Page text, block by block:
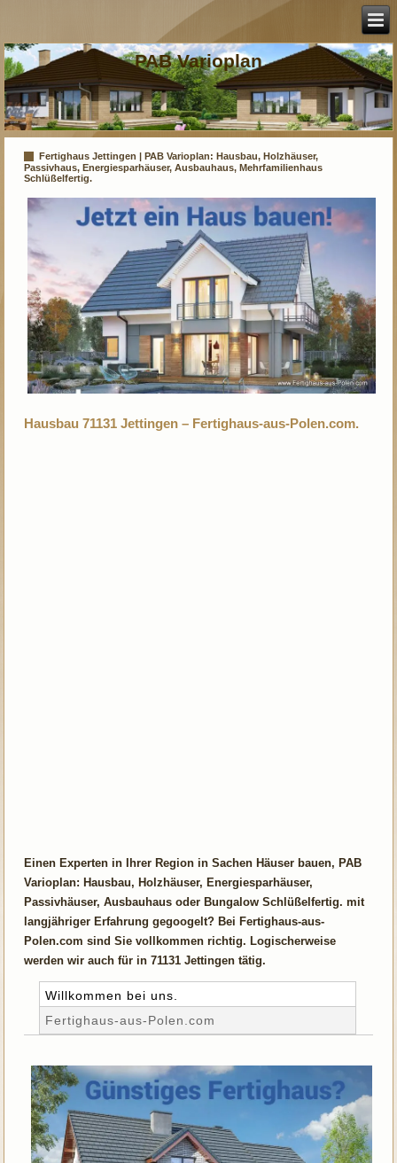
PAB Varioplan
Fertighaus Jettingen | PAB Varioplan: Hausbau, Holzhäuser,
Passivhaus, Energiesparhäuser, Ausbauhaus, Mehrfamilienhaus
Schlüßelfertig.
Hausbau 71131 Jettingen – Fertighaus-aus-Polen.com.
Einen Experten in Ihrer Region in Sachen Häuser bauen, PAB
Varioplan: Hausbau, Holzhäuser, Energiesparhäuser,
Passivhäuser, Ausbauhaus oder Bungalow Schlüßelfertig. mit
langjähriger Erfahrung gegoogelt? Bei Fertighaus-aus-
Polen.com sind Sie vollkommen richtig. Logischerweise
werden wir auch für in 71131 Jettingen tätig.
Willkommen bei uns.
Fertighaus-aus-Polen.com